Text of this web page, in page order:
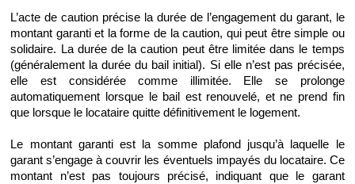
L’acte de caution précise la durée de l’engagement du garant, le
montant garanti et la forme de la caution, qui peut être simple ou
solidaire. La durée de la caution peut être limitée dans le temps
(généralement la durée du bail initial). Si elle n’est pas précisée,
elle est considérée comme illimitée. Elle se prolonge
automatiquement lorsque le bail est renouvelé, et ne prend fin
que lorsque le locataire quitte définitivement le logement.
Le montant garanti est la somme plafond jusqu’à laquelle le
garant s’engage à couvrir les éventuels impayés du locataire. Ce
montant n’est pas toujours précisé, indiquant que le garant